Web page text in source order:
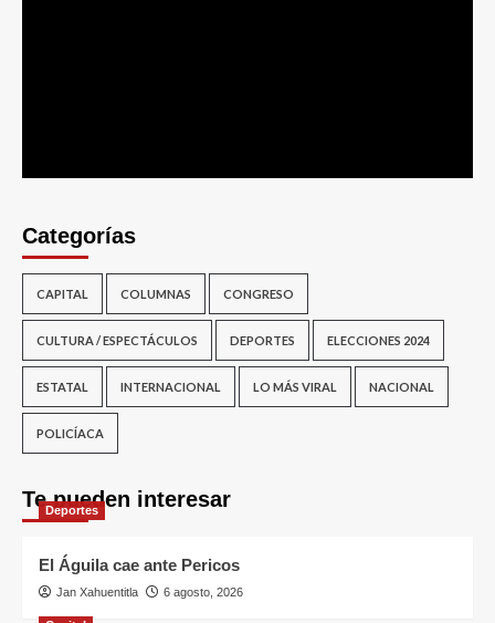
Categorías
CAPITAL COLUMNAS CONGRESO
CULTURA / ESPECTÁCULOS DEPORTES ELECCIONES 2024
ESTATAL INTERNACIONAL LO MÁS VIRAL NACIONAL
POLICÍACA
Te pueden interesar
Deportes
El Águila cae ante Pericos
Jan Xahuentitla 6 agosto, 2026